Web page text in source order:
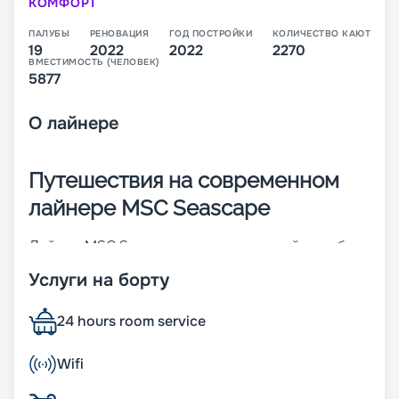
ПАЛУБЫ
19
РЕНОВАЦИЯ
2022
ГОД ПОСТРОЙКИ
2022
КОЛИЧЕСТВО КАЮТ
2270
ВМЕСТИМОСТЬ (ЧЕЛОВЕК)
5877
О лайнере
Путешествия на современном
лайнере MSC Seascape
Лайнер MSC Seascape – это четвертый корабль
построен в Италии в 2022 году. Основные его
• 4 двигателя Wärtsilä 14V 46F со специальной
системой очистки выбросов;
• ширина – 41 м;
• длина – 339 м;
Услуги на борту
24 hours room service
Wifi